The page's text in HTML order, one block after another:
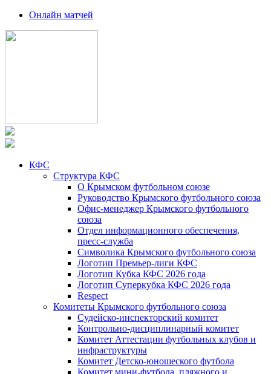
Онлайн матчей
КФС
Структура КФС
О Крымском футбольном союзе
Руководство Крымского футбольного союза
Офис-менеджер Крымского футбольного
союза
Отдел информационного обеспечения,
пресс-служба
Символика Крымского футбольного союза
Логотип Премьер-лиги КФС
Логотип Кубка КФС 2026 года
Логотип Суперкубка КФС 2026 года
Respect
Комитеты Крымского футбольного союза
Судейско-инспекторский комитет
Контрольно-дисциплинарный комитет
Комитет Аттестации футбольных клубов и
инфраструктуры
Комитет Детско-юношеского футбола
Комитет мини-футбола, пляжного и